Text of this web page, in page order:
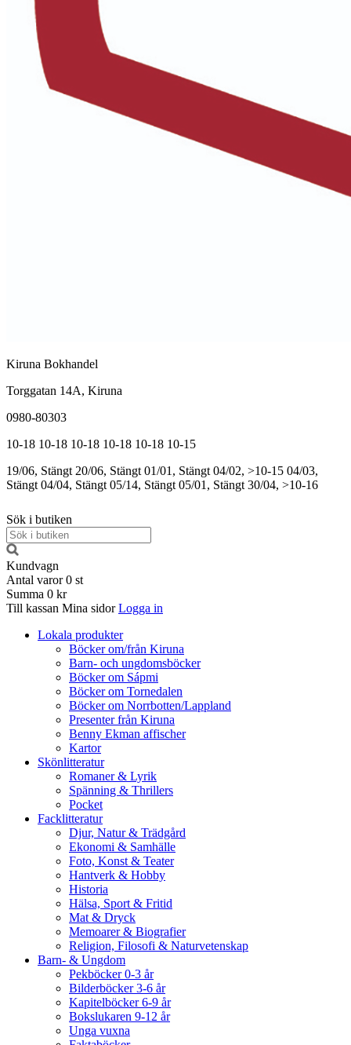
Kiruna Bokhandel
Torggatan 14A, Kiruna
0980-80303
10-18 10-18 10-18 10-18 10-18 10-15
19/06, Stängt 20/06, Stängt 01/01, Stängt 04/02, >10-15 04/03,
Stängt 04/04, Stängt 05/14, Stängt 05/01, Stängt 30/04, >10-16
Sök i butiken
Kundvagn
Antal varor 0 st
Summa 0 kr
Till kassan Mina sidor Logga in
Lokala produkter
Böcker om/från Kiruna
Barn- och ungdomsböcker
Böcker om Sápmi
Böcker om Tornedalen
Böcker om Norrbotten/Lappland
Presenter från Kiruna
Benny Ekman affischer
Kartor
Skönlitteratur
Romaner & Lyrik
Spänning & Thrillers
Pocket
Facklitteratur
Djur, Natur & Trädgård
Ekonomi & Samhälle
Foto, Konst & Teater
Hantverk & Hobby
Historia
Hälsa, Sport & Fritid
Mat & Dryck
Memoarer & Biografier
Religion, Filosofi & Naturvetenskap
Barn- & Ungdom
Pekböcker 0-3 år
Bilderböcker 3-6 år
Kapitelböcker 6-9 år
Bokslukaren 9-12 år
Unga vuxna